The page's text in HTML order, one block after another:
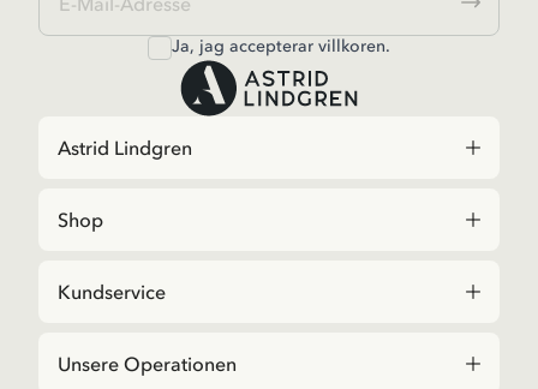
Ja, jag accepterar villkoren.
Astrid Lindgren
Shop
Kundservice
Unsere Operationen